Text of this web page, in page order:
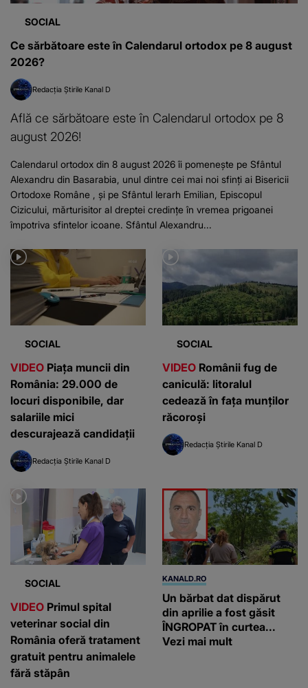
SOCIAL
Ce sărbătoare este în Calendarul ortodox pe 8 august
2026?
Redacția Știrile Kanal D
Află ce sărbătoare este în Calendarul ortodox pe 8
august 2026!
Calendarul ortodox din 8 august 2026 îi pomenește pe Sfântul
Alexandru din Basarabia, unul dintre cei mai noi sfinți ai Bisericii
Ortodoxe Române , și pe Sfântul Ierarh Emilian, Episcopul
Cizicului, mărturisitor al dreptei credințe în vremea prigoanei
împotriva sfintelor icoane. Sfântul Alexandru...
SOCIAL
VIDEO Piața muncii din
România: 29.000 de
locuri disponibile, dar
salariile mici
descurajează candidații
Redacția Știrile Kanal D
SOCIAL
VIDEO Românii fug de
caniculă: litoralul
cedează în fața munților
răcoroși
Redacția Știrile Kanal D
SOCIAL
VIDEO Primul spital
veterinar social din
România oferă tratament
gratuit pentru animalele
fără stăpân
KANALD.RO
Un bărbat dat dispărut
din aprilie a fost găsit
ÎNGROPAT în curtea...
Vezi mai mult